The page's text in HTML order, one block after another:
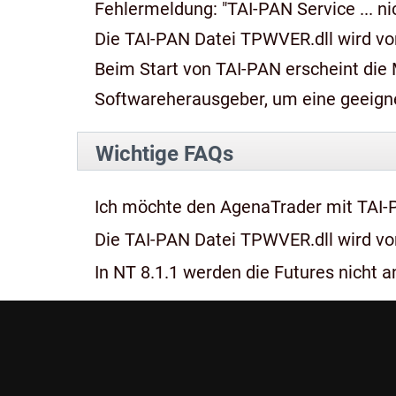
Fehlermeldung: "TAI-PAN Service ...
Die TAI-PAN Datei TPWVER.dll wird
Beim Start von TAI-PAN erscheint die Meldung: "Diese App
Softwareherausgeber, um eine
Wichtige FAQs
Ich möchte den AgenaTrader mit
Die TAI-PAN Datei TPWVER.dll wird
In NT 8.1.1 werden die Futures nicht